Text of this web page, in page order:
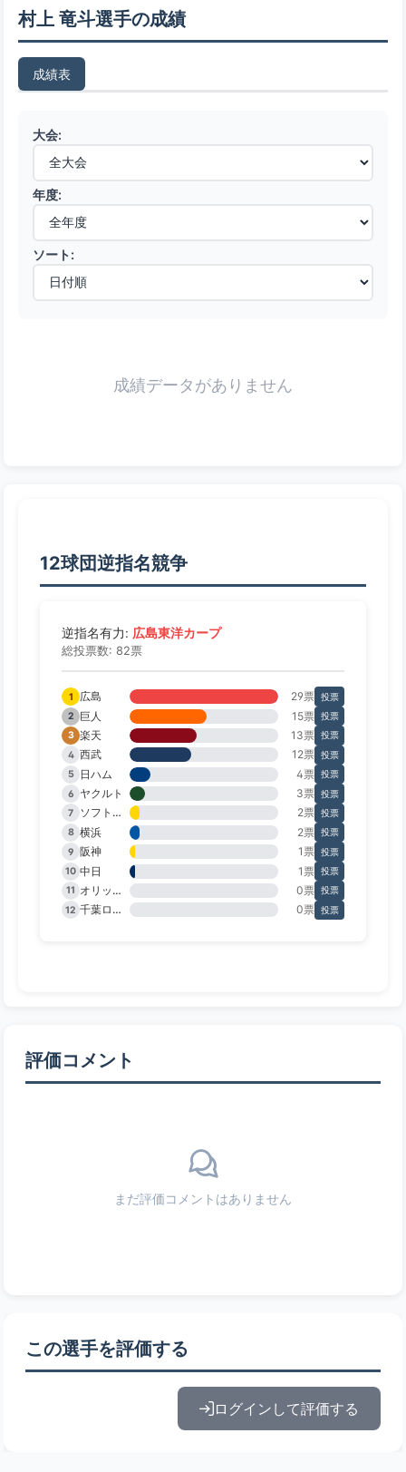
村上 竜斗選手の成績
成績表
大会:
年度:
ソート:
成績データがありません
12球団逆指名競争
逆指名有力: 広島東洋カープ
総投票数: 82票
1 広島 29票 投票
2
巨人 15票 投票
3 楽天 13票 投票
4 西武 12票 投票
5
日ハム 4票 投票
6
ヤクルト 3票 投票
7
ソフトバンク 2票 投票
8 横浜 2票 投票
9 阪神 1票 投票
10 中日 1票 投票
11
オリックス 0票 投票
12
千葉ロッテ 0票 投票
評価コメント
まだ評価コメントはありません
この選手を評価する
ログインして評価する